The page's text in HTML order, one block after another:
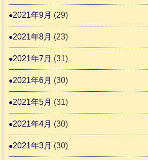
2021年9月 (29)
2021年8月 (23)
2021年7月 (31)
2021年6月 (30)
2021年5月 (31)
2021年4月 (30)
2021年3月 (30)